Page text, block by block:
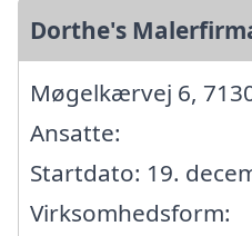
Dorthe's
Møgelkærvej 6,
Ansatte:
Startdato: 19.
Virksomhedsform: